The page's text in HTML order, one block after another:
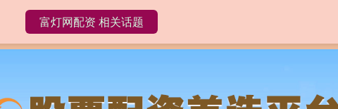
富灯网配资 富灯网配资APP
富灯网配资 相关话题